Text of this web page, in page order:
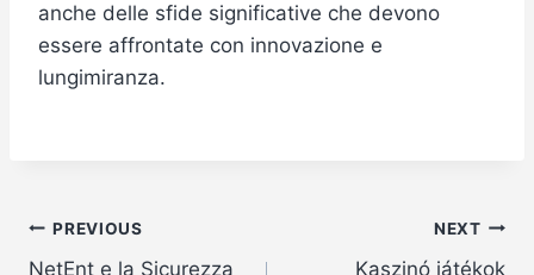
anche delle sfide significative che devono
essere affrontate con innovazione e
lungimiranza.
Post
PREVIOUS
NetEnt e la Sicurezza
NEXT
Kaszinó játékok